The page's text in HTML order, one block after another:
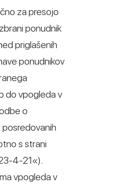
za presojo
ponudnik
priglašenih
ponudnikov
do vpogleda v
o
s strani
4-21«).
vpogleda v